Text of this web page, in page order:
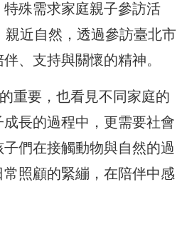
殊需求家庭親子參訪活
近自然，透過參訪臺北市
、支持與關懷的精神。
重要，也看見不同家庭的
長的過程中，更需要社會
們在接觸動物與自然的過
照顧的緊繃，在陪伴中感